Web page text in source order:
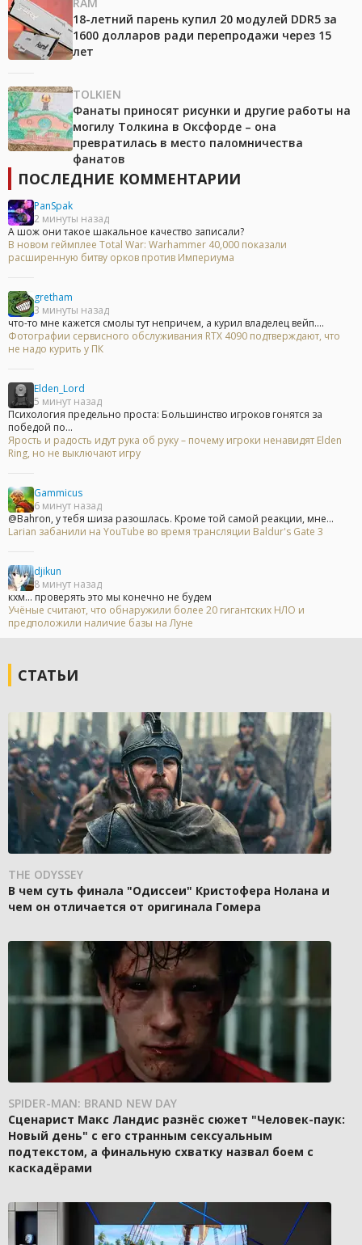
18-летний парень купил 20 модулей DDR5 за
1600 долларов ради перепродажи через 15
лет
TOLKIEN
Фанаты приносят рисунки и другие работы на
могилу Толкина в Оксфорде – она
превратилась в место паломничества
фанатов
ПОСЛЕДНИЕ КОММЕНТАРИИ
PanSpak
2 минуты назад
А шож они такое шакальное качество записали?
В новом геймплее Total War: Warhammer 40,000 показали
расширенную битву орков против Империума
gretham
3 минуты назад
что-то мне кажется смолы тут непричем, а курил владелец вейп....
Фотографии сервисного обслуживания RTX 4090 подтверждают, что
не надо курить у ПК
Elden_Lord
5 минут назад
Психология предельно проста: Большинство игроков гонятся за
победой по...
Ярость и радость идут рука об руку – почему игроки ненавидят Elden
Ring, но не выключают игру
Gammicus
6 минут назад
@Bahron, у тебя шиза разошлась. Кроме той самой реакции, мне...
Larian забанили на YouTube во время трансляции Baldur's Gate 3
djikun
8 минут назад
кхм... проверять это мы конечно не будем
Учёные считают, что обнаружили более 20 гигантских НЛО и
предположили наличие базы на Луне
СТАТЬИ
THE ODYSSEY
В чем суть финала "Одиссеи" Кристофера Нолана и
чем он отличается от оригинала Гомера
SPIDER-MAN: BRAND NEW DAY
Сценарист Макс Ландис разнёс сюжет "Человек-паук:
Новый день" с его странным сексуальным
подтекстом, а финальную схватку назвал боем с
каскадёрами